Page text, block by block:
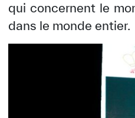
qui concernent le
dans le monde entier.